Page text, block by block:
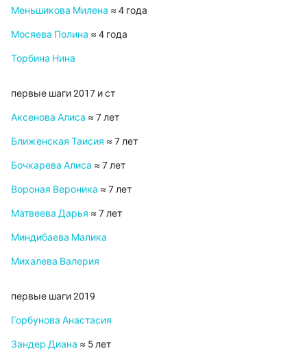
Меньшикова Милена ≈ 4 года
Мосяева Полина ≈ 4 года
Торбина Нина
первые шаги 2017 и ст
Аксенова Алиса ≈ 7 лет
Ближенская Таисия ≈ 7 лет
Бочкарева Алиса ≈ 7 лет
Вороная Вероника ≈ 7 лет
Матвеева Дарья ≈ 7 лет
Миндибаева Малика
Михалева Валерия
первые шаги 2019
Горбунова Анастасия
Зандер Диана ≈ 5 лет